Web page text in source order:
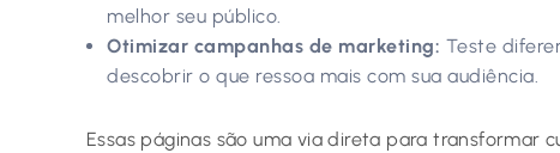
melhor seu público.
Otimizar campanhas de marketing: Teste
descobrir o que ressoa mais com sua audiência.
Essas páginas são uma via direta para transformar